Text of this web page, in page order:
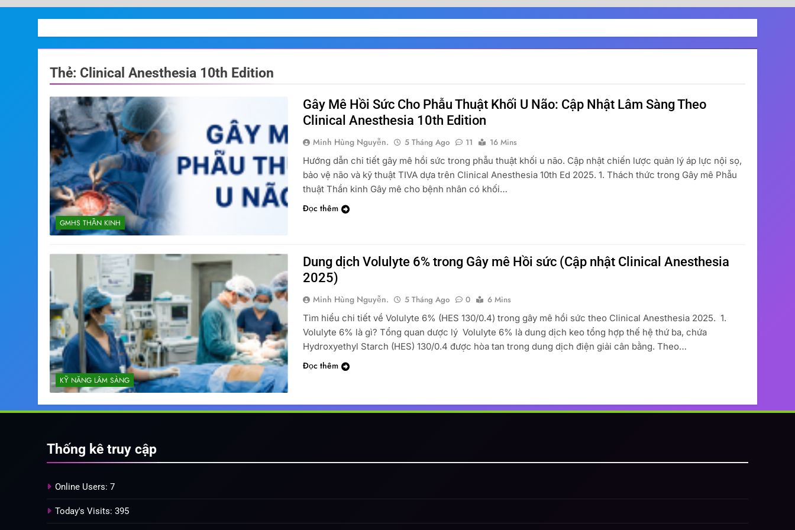
Thẻ: Clinical Anesthesia 10th Edition
GMHS THẦN KINH
Gây Mê Hồi Sức Cho Phẫu Thuật Khối U Não: Cập Nhật Lâm Sàng Theo
Clinical Anesthesia 10th Edition
Minh Hùng Nguyễn. 5 Tháng Ago 11
16 Mins
Hướng dẫn chi tiết gây mê hồi sức trong phẫu thuật khối u não. Cập nhật chiến lược quản lý áp lực nội sọ,
bảo vệ não và kỹ thuật TIVA dựa trên Clinical Anesthesia 10th Ed 2025. 1. Thách thức trong Gây mê Phẫu
thuật Thần kinh Gây mê cho bệnh nhân có khối…
Đọc thêm
KỸ NĂNG LÂM SÀNG
Dung dịch Volulyte 6% trong Gây mê Hồi sức (Cập nhật Clinical Anesthesia
2025)
Minh Hùng Nguyễn. 5 Tháng Ago 0
6 Mins
Tìm hiểu chi tiết về Volulyte 6% (HES 130/0.4) trong gây mê hồi sức theo Clinical Anesthesia 2025. 1.
Volulyte 6% là gì? Tổng quan dược lý Volulyte 6% là dung dịch keo tổng hợp thế hệ thứ ba, chứa
Hydroxyethyl Starch (HES) 130/0.4 được hòa tan trong dung dịch điện giải cân bằng. Theo…
Đọc thêm
Thống kê truy cập
Online Users: 7
Today's Visits: 395